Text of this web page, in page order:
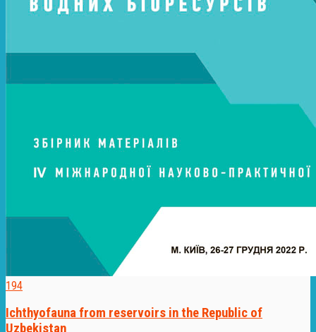
194
Ichthyofauna from reservoirs in the Republic of
Uzbekistan